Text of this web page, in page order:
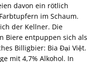
davon ein rötlich
im Schaum.
der Kellner. Die
Biere entpuppen sich als
Billigbier: Bia Đại Việt.
mit 4,7% Alkohol. In